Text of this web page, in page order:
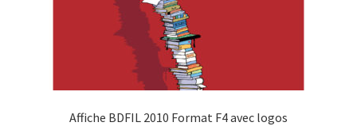
Affiche BDFIL 2010 Format F4 avec logos